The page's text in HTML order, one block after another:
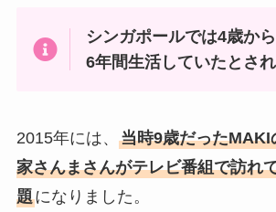
シンガポールでは4歳か
6年間生活していたとされ
2015年には、 当時9歳だったMAKI
家さんまさんがテレビ番組で訪れ
題になりました。